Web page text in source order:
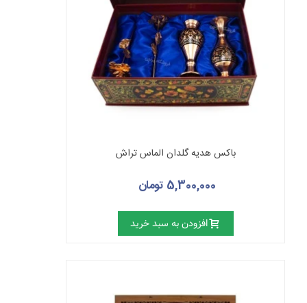
باکس هدیه گلدان الماس تراش
5,300,000 تومان
افزودن به سبد خرید